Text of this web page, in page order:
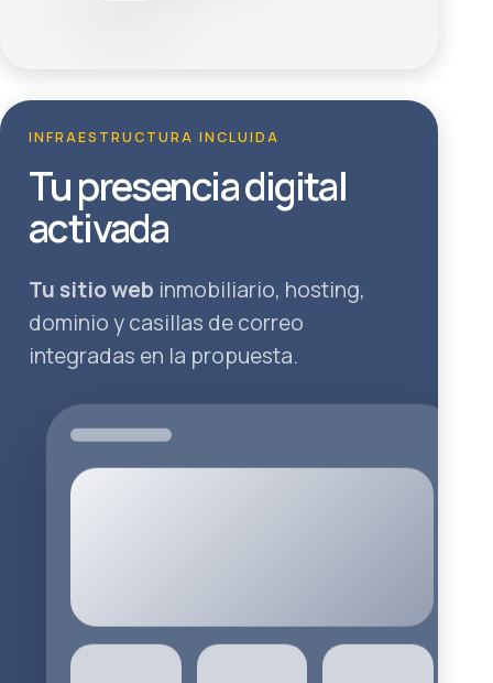
INFRAESTRUCTURA INCLUIDA
Tu presencia digital
activada
Tu sitio web inmobiliario, hosting,
dominio y casillas de correo
integradas en la propuesta.